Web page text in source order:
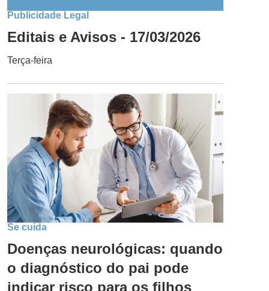
Publicidade Legal
Editais e Avisos - 17/03/2026
Terça-feira
Se cuida
Doenças neurológicas: quando
o diagnóstico do pai pode
indicar risco para os filhos